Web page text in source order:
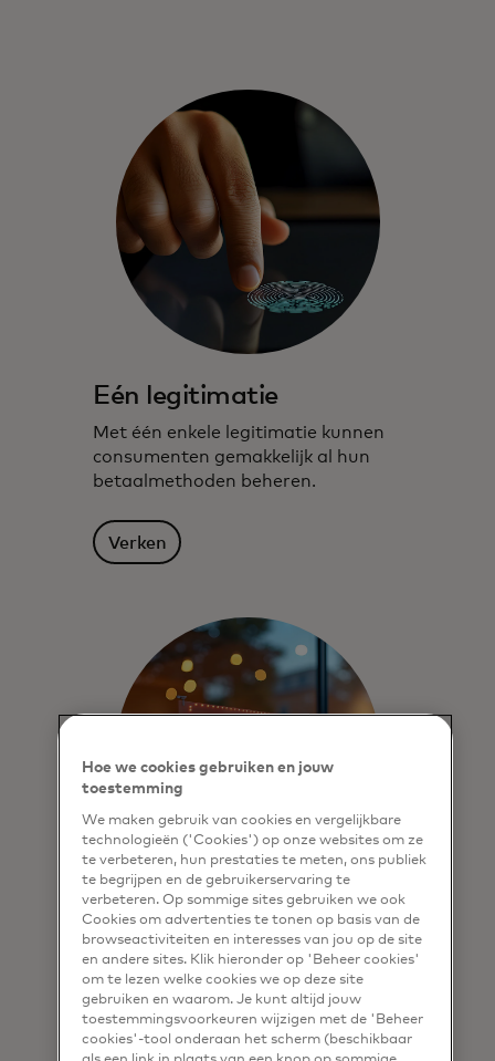
Eén legitimatie
Met één enkele legitimatie kunnen
consumenten gemakkelijk al hun
betaalmethoden beheren.
Verken
Termijnen
Onze programma's voor betalen in
termijnen en later betalen bieden
meer flexibiliteit voor uitgevers,
verkopers en consumenten.
Hoe we cookies gebruiken en jouw
toestemming
We maken gebruik van cookies en vergelijkbare
technologieën ('Cookies') op onze websites om ze
te verbeteren, hun prestaties te meten, ons publiek
te begrijpen en de gebruikerservaring te
verbeteren. Op sommige sites gebruiken we ook
Cookies om advertenties te tonen op basis van de
browseactiviteiten en interesses van jou op de site
en andere sites. Klik hieronder op 'Beheer cookies'
om te lezen welke cookies we op deze site
gebruiken en waarom. Je kunt altijd jouw
toestemmingsvoorkeuren wijzigen met de 'Beheer
cookies'-tool onderaan het scherm (beschikbaar